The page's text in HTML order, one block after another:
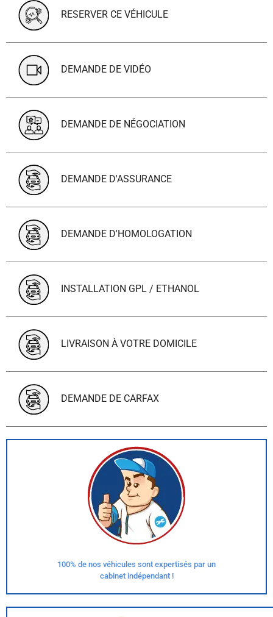
RESERVER CE VÉHICULE
DEMANDE DE VIDÉO
DEMANDE DE NÉGOCIATION
DEMANDE D'ASSURANCE
DEMANDE D'HOMOLOGATION
INSTALLATION GPL / ETHANOL
LIVRAISON À VOTRE DOMICILE
DEMANDE DE CARFAX
100% de nos véhicules sont expertisés par un
cabinet indépendant !